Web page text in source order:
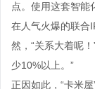
点。使用这套智能
在人气火爆的联合
然，“关系大着呢
少10%以上。”
正因如此，“卡米